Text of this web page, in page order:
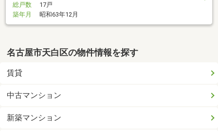
総戸数
17戸
築年月
昭和63年12月
名古屋市天白区の物件情報を探す
賃貸
中古マンション
新築マンション